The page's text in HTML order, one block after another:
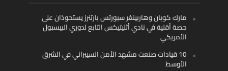
مارك كوبان وهاربينغر سبورتس بارتنرز يستحوذان على
حصة أقلية في نادي أثليتيكس التابع لدوري البيسبول
الأمريكي
10 قيادات صنعت مشهد الأمن السيبراني في الشرق
الأوسط